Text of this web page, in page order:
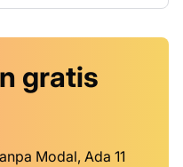
gratis
Modal, Ada 11